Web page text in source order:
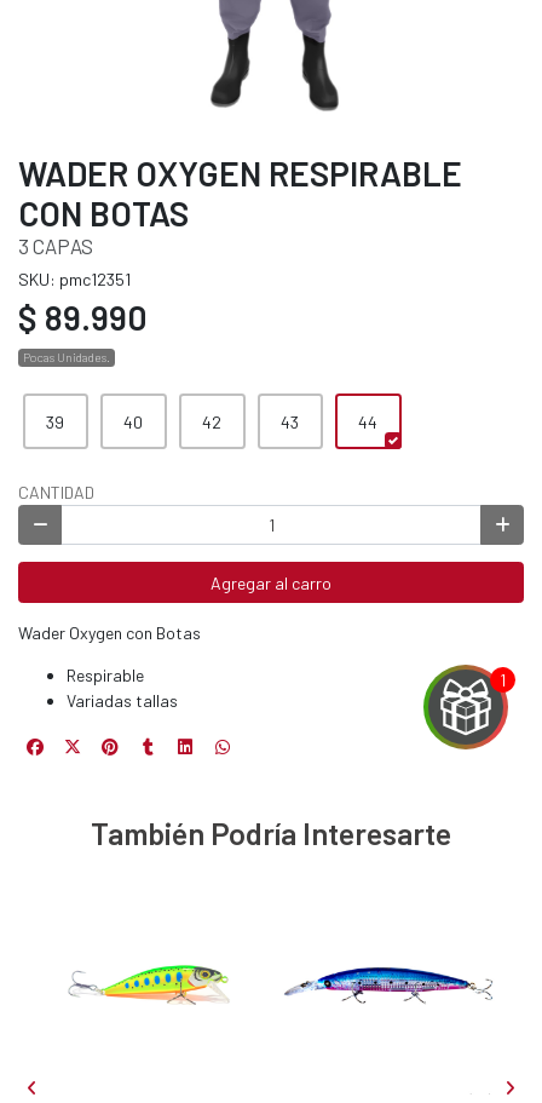
WADER OXYGEN RESPIRABLE
CON BOTAS
3 CAPAS
SKU: pmc12351
$ 89.990
Pocas Unidades.
39 40 42 43 44
CANTIDAD
Agregar al carro
Wader Oxygen con Botas
Respirable
Variadas tallas
También Podría Interesarte